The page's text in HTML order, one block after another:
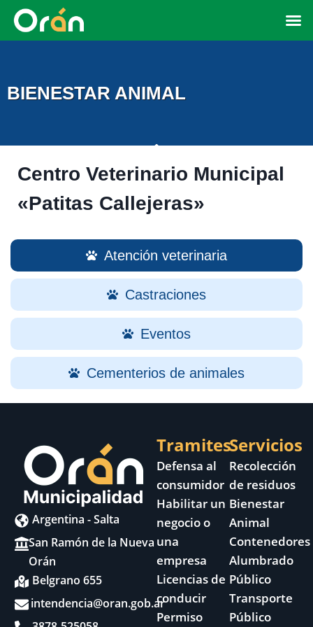
BIENESTAR ANIMAL
Centro Veterinario Municipal
«Patitas Callejeras»
Atención veterinaria
Castraciones
Eventos
Cementerios de animales
Argentina - Salta
San Ramón de la Nueva
Orán
Belgrano 655
intendencia@oran.gob.ar
Tramites
Defensa al
consumidor
Habilitar un
negocio o
una
empresa
Licencias de
conducir
Permiso
Servicios
Recolección
de residuos
Bienestar
Animal
Contenedores
Alumbrado
Público
Transporte
Público